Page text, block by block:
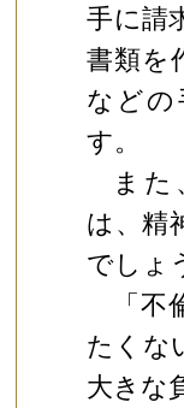
手に請
書類を
などの
す。
また
は、精
でしょ
「
たくな
大きな